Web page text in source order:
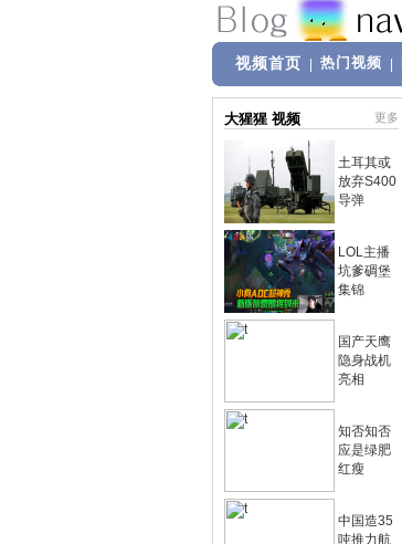
视频首页 热门视频
大猩猩 视频 更多
土耳其或
放弃S400
导弹
LOL主播
坑爹碉堡
集锦
国产天鹰
隐身战机
亮相
知否知否
应是绿肥
红瘦
中国造35
吨推力航